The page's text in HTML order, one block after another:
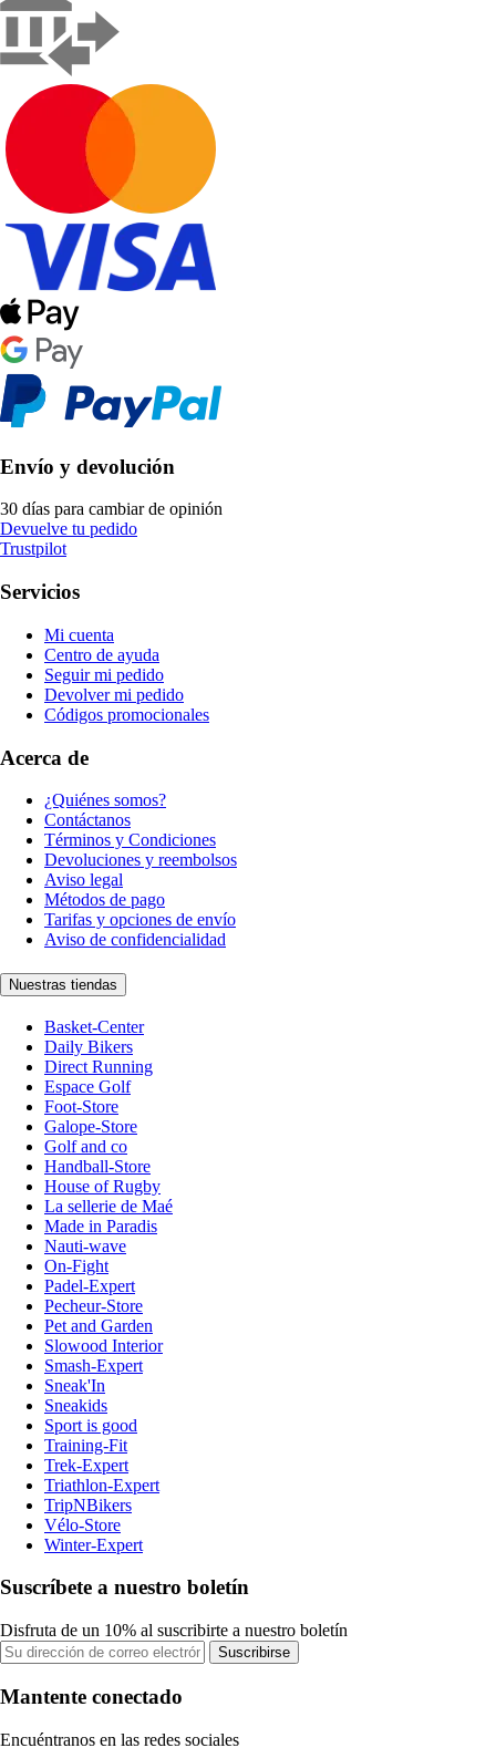
Envío y devolución
30 días para cambiar de opinión
Devuelve tu pedido
Trustpilot
Servicios
Mi cuenta
Centro de ayuda
Seguir mi pedido
Devolver mi pedido
Códigos promocionales
Acerca de
¿Quiénes somos?
Contáctanos
Términos y Condiciones
Devoluciones y reembolsos
Aviso legal
Métodos de pago
Tarifas y opciones de envío
Aviso de confidencialidad
Nuestras tiendas
Basket-Center
Daily Bikers
Direct Running
Espace Golf
Foot-Store
Galope-Store
Golf and co
Handball-Store
House of Rugby
La sellerie de Maé
Made in Paradis
Nauti-wave
On-Fight
Padel-Expert
Pecheur-Store
Pet and Garden
Slowood Interior
Smash-Expert
Sneak'In
Sneakids
Sport is good
Training-Fit
Trek-Expert
Triathlon-Expert
TripNBikers
Vélo-Store
Winter-Expert
Suscríbete a nuestro boletín
Disfruta de un 10% al suscribirte a nuestro boletín
Suscribirse
Mantente conectado
Encuéntranos en las redes sociales